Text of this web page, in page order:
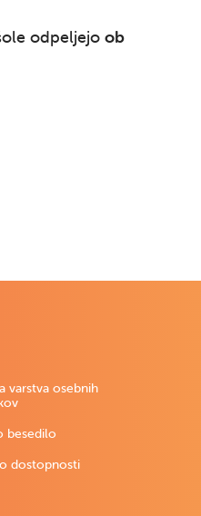
odpeljejo ob
varstva osebnih
besedilo
dostopnosti